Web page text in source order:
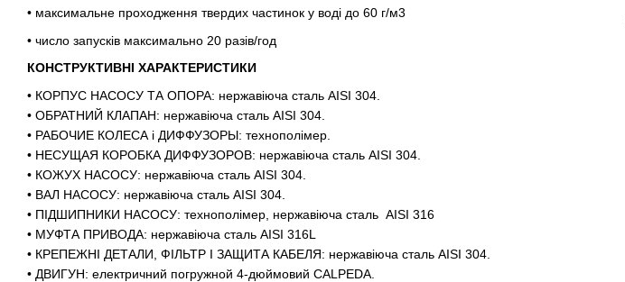
• максимальне проходження твердих частинок у воді до 60 г/м3
• число запусків максимально 20 разів/год
КОНСТРУКТИВНІ ХАРАКТЕРИСТИКИ
• КОРПУС НАСОСУ ТА ОПОРА: нержавіюча сталь AISI 304.
• ОБРАТНИЙ КЛАПАН: нержавіюча сталь AISI 304.
• РАБОЧИЕ КОЛЕСА і ДИФФУЗОРЫ: технополімер.
• НЕСУЩАЯ КОРОБКА ДИФФУЗОРОВ: нержавіюча сталь AISI 304.
• КОЖУХ НАСОСУ: нержавіюча сталь AISI 304.
• ВАЛ НАСОСУ: нержавіюча сталь AISI 304.
• ПІДШИПНИКИ НАСОСУ: технополімер, нержавіюча сталь AISI 316
• МУФТА ПРИВОДА: нержавіюча сталь AISI 316L
• КРЕПЕЖНІ ДЕТАЛИ, ФІЛЬТР І ЗАЩИТА КАБЕЛЯ: нержавіюча сталь AISI 304.
• ДВИГУН: електричний погружной 4-дюймовий CALPEDA.